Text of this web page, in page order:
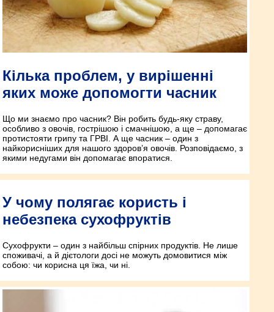
Кілька проблем, у вирішенні
яких може допомогти часник
Що ми знаємо про часник? Він робить будь-яку страву,
особливо з овочів, гострішою і смачнішою, а ще – допомагає
протистояти грипу та ГРВІ. А ще часник – один з
найкорисніших для нашого здоров’я овочів. Розповідаємо, з
якими недугами він допомагає впоратися.
У чому полягає користь і
небезпека сухофруктів
Сухофрукти – один з найбільш спірних продуктів. Не лише
споживачі, а й дієтологи досі не можуть домовитися між
собою: чи корисна ця їжа, чи ні.